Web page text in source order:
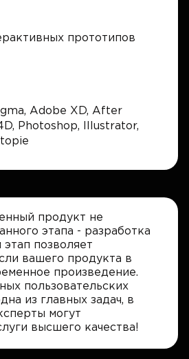
прототипов
Adobe XD, After
Photoshop, Illustrator,
продукт не
этапа - разработка
позволяет
вашего продукта в
произведение.
пользовательских
из главных задач, в
могут
высшего качества!